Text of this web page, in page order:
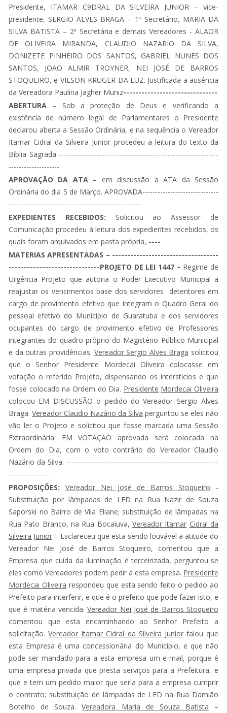
Presidente, ITAMAR C9DRAL DA SILVEIRA JUNIOR – vice-
presidente, SERGIO ALVES BRAGA – 1º Secretário, MARIA DA
SILVA BATISTA – 2ª Secretária e demais Vereadores - ALAOR
DE OLIVEIRA MIRANDA, CLAUDIO NAZARIO DA SILVA,
DONIZETE PINHEIRO DOS SANTOS, GABRIEL NUNES DOS
SANTOS, JOAO ALMIR TROYNER, NEI JOSÉ DE BARROS
STOQUEIRO, e VILSON KRUGER DA LUZ. Justificada a ausência
da Vereadora Paulina Jagher Muniz-------------------------------
ABERTURA – Sob a proteção de Deus e verificando a
existência de número legal de Parlamentares o Presidente
declarou aberta a Sessão Ordinária, e na sequência o Vereador
Itamar Cidral da Silveira Junior procedeu a leitura do texto da
Bíblia Sagrada ---------------------------------------------------------------
--------------------
APROVAÇÃO DA ATA – em discussão a ATA da Sessão
Ordinária do dia 5 de Março. APROVADA------------------------------
----------------------------------------------------
EXPEDIENTES RECEBIDOS: Solicitou ao Assessor de
Comunicação procedeu à leitura dos expedientes recebidos, os
quais foram arquivados em pasta própria, ----
MATERIAS APRESENTADAS – -----------------------------------
------------------------------PROJETO DE LEI 1447 – Regime de
Urgência Projeto que autoria o Poder Executivo Municipal a
reajustar os vencimentos base dos servidores detentores em
cargo de provimento efetivo que integram o Quadro Geral do
pessoal efetivo do Município de Guaratuba e dos servidores
ocupantes do cargo de provimento efetivo de Professores
integrantes do quadro próprio do Magistério Público Municipal
e da outras providências. Vereador Sergio Alves Braga solicitou
que o Senhor Presidente Mordecai Oliveira colocasse em
votação o referido Projeto, dispensando os interstícios e que
fosse colocado na Ordem do Dia. Presidente Mordecai Oliveira
colocou EM DISCUSSÃO o pedido do Vereador Sergio Alves
Braga. Vereador Claudio Nazário da Silva perguntou se eles não
vão ler o Projeto e solicitou que fosse marcada uma Sessão
Extraordinária. EM VOTAÇÃO aprovada será colocada na
Ordem do Dia, com o voto contrário do Vereador Claudio
Nazário da Silva. ------------------------------------------------------------
----------------
PROPOSIÇÕES:
Vereador Nei José de Barros Stoqueiro -
Substituição por lâmpadas de LED na Rua Nazir de Souza
Saporski no Bairro de Vila Eliane; substituição de lâmpadas na
Rua Pato Branco, na Rua Bocaiuva, Vereador Itamar Cidral da
Silveira Junior – Esclareceu que esta sendo louvável a atitude do
Vereador Nei José de Barros Stoqueiro, comentou que a
Empresa que cuida da iluminação é terceirizada, perguntou se
eles como Vereadores podem pedir a esta empresa. Presidente
Mordecai Oliveira respondeu que esta sendo feito o pedido ao
Prefeito para interferir, e que é o prefeito que pode fazer isto, e
que é matéria vencida.Vereador Nei José de Barros Stoqueiro
comentou que esta encaminhando ao Senhor Prefeito a
solicitação.Vereador Itamar Cidral da Silveira Juniorfalou que
esta Empresa é uma concessionária do Município, e que não
pode ser mandado para a esta empresa um e-mail, porque é
uma empresa privada que presta serviços para a Prefeitura, e
que e tem um pedido maior que seria para a empresa cumprir
o contrato; substituição de lâmpadas de LED na Rua Damião
Botelho de Souza.Vereadora Maria de Souza Batista –